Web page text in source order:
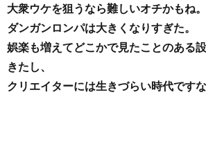
大衆ウケを狙うなら難しいオチかもね。
ダンガンロンパは大きくなりすぎた。
娯楽も増えてどこかで見たことのある
きたし、
クリエイターには生きづらい時代ですな